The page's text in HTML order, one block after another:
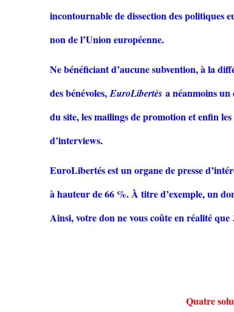
incontournable de dissection des politiques
non de l’Union européenne.
Ne bénéficiant d’aucune subvention, à la
des bénévoles,EuroLibertés a néanmoins
du site, les mailings de promotion et enfin
d’interviews.
EuroLibertés est un organe de presse
à hauteur de 66 %. À titre d’exemple, un
Ainsi, votre don ne vous coûte en réalité que
Quatre